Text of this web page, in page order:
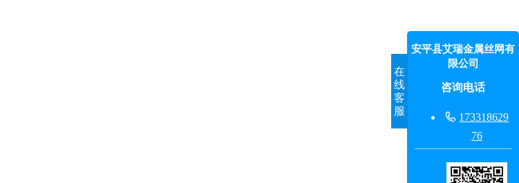
在
线
客
服
安平县艾瑞金属丝网有
限公司
咨询电话
 173318629
76